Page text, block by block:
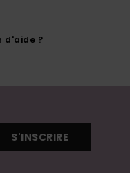
d'aide ?
S'INSCRIRE